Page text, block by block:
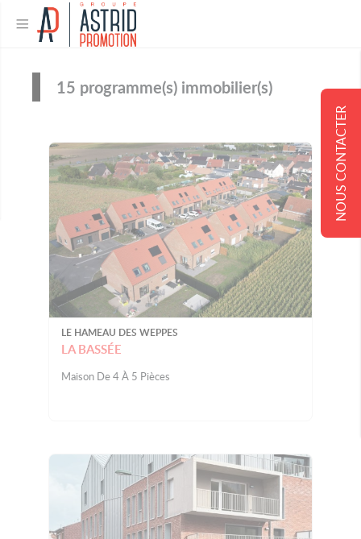
NOUS CONTACTER
15 programme(s) immobilier(s)
LE HAMEAU DES WEPPES
LA BASSÉE
Maison De 4 À 5 Pièces